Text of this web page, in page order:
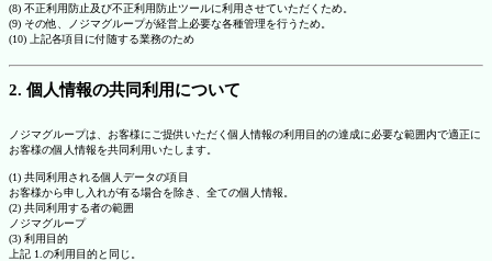
(8) 不正利用防止及び不正利用防止ツールに利用させていただくため。
(9) その他、ノジマグループが経営上必要な各種管理を行うため。
(10) 上記各項目に付随する業務のため
2. 個人情報の共同利用について
ノジマグループは、お客様にご提供いただく個人情報の利用目的の達成に必要な範囲内で適正に
お客様の個人情報を共同利用いたします。
(1) 共同利用される個人データの項目
お客様から申し入れが有る場合を除き、全ての個人情報。
(2) 共同利用する者の範囲
ノジマグループ
(3) 利用目的
上記 1.の利用目的と同じ。